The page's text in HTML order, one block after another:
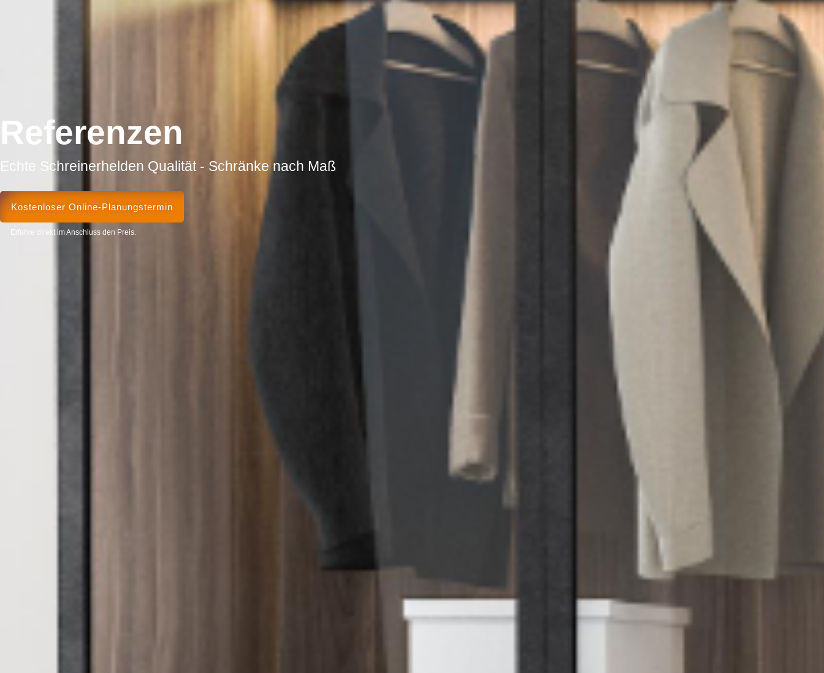
Referenzen
Echte Schreinerhelden Qualität - Schränke nach Maß
Kostenloser Online-Planungstermin
Erfahre direkt im Anschluss den Preis.